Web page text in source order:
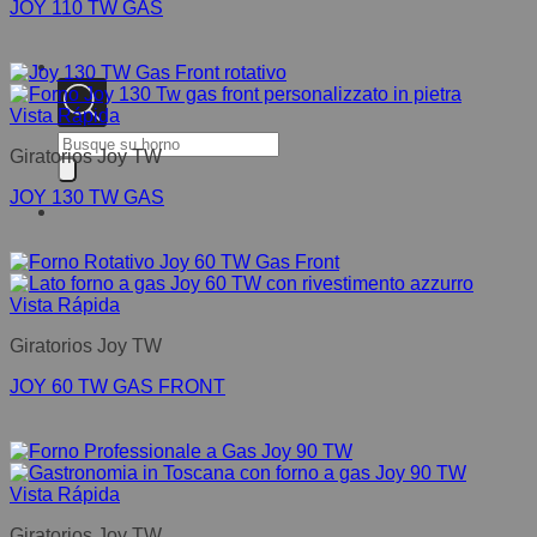
Búsqueda
de
productos
JOY 110 TW GAS
Vista Rápida
Giratorios Joy TW
JOY 130 TW GAS
Vista Rápida
Giratorios Joy TW
JOY 60 TW GAS FRONT
Vista Rápida